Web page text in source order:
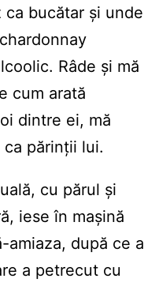
bucătar și unde
Râde și mă
cum arată
dintre ei, mă
părinții lui.
cu părul și
iese în mașină
amiaza, după ce a
a petrecut cu